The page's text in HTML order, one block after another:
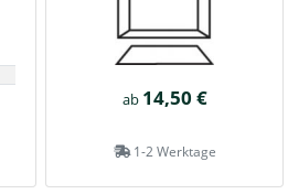
ab 14,50 €
1-2 Werktage